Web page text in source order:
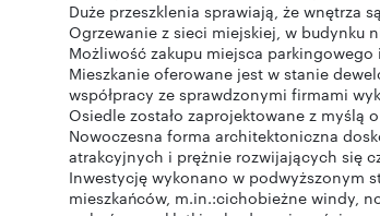
Duże przeszklenia sprawiają, że wnętrza
Ogrzewanie z sieci miejskiej, w budynku
Możliwość zakupu miejsca
Mieszkanie oferowane jest w stanie
współpracy ze sprawdzonymi firmami
Osiedle zostało zaprojektowane z myślą
Nowoczesna forma architektoniczna
atrakcyjnych i prężnie rozwijających się
Inwestycję wykonano w podwyższonym
mieszkańców, m.in.:cichobieżne windy,